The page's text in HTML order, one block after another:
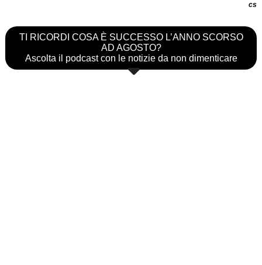
cs
TI RICORDI COSA È SUCCESSO L’ANNO SCORSO
AD AGOSTO?
Ascolta il podcast con le notizie da non dimenticare